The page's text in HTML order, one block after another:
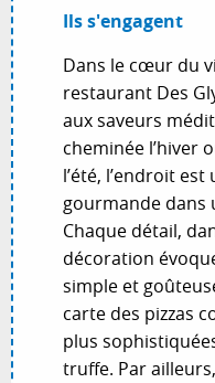
Ils s'engagent
Dans le cœur du
restaurant Des
aux saveurs
cheminée l’hiver
l’été, l’endroit
gourmande dans
Chaque détail,
décoration
simple et
carte des pizzas
plus
truffe. Par